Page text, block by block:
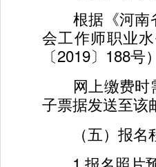
根据《河南
会工作师职业
〔2019〕188号
网上缴费时
子票据发送至该
（五）报名